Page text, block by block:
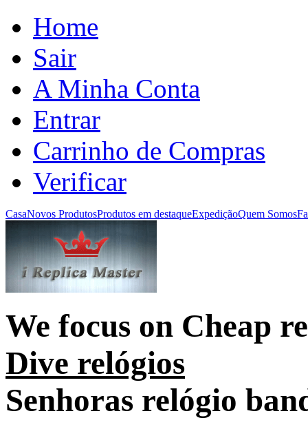
Home
Sair
A Minha Conta
Entrar
Carrinho de Compras
Verificar
CasaNovos ProdutosProdutos em destaqueExpediçãoQuem Somos
We focus on Cheap
Dive relógios
Senhoras relógio